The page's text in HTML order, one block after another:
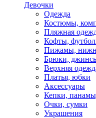
Девочки
Одежда
Костюмы,
Пляжная
Кофты,
Пижамы,
Брюки,
Верхняя
Платья, юбки
Аксессуары
Кепки,
Очки, сумки
Украшения